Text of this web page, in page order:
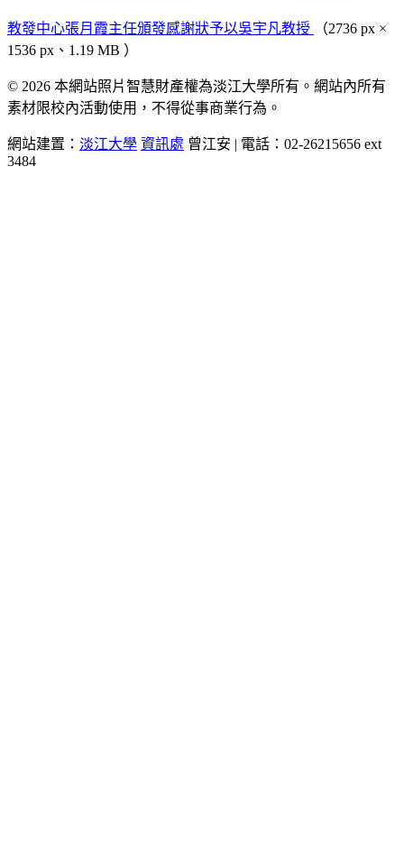
教發中心張月霞主任頒發感謝狀予以吳宇凡教授
（2736 px ×
1536 px、1.19 MB ）
© 2026 本網站照片智慧財產權為淡江大學所有。網站內所有
素材限校內活動使用，不得從事商業行為。
網站建置： 淡江大學 資訊處 曾江安 | 電話：02-26215656 ext
3484